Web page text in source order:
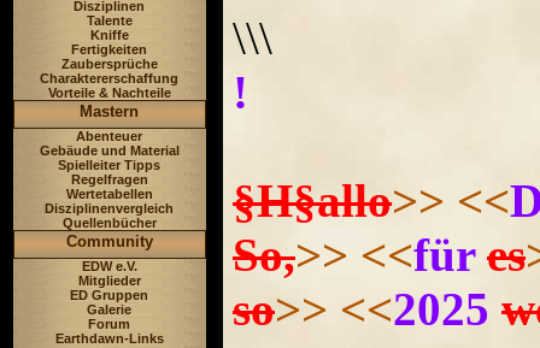
Disziplinen
Talente
Kniffe
Fertigkeiten
Zaubersprüche
Charaktererschaffung
Vorteile & Nachteile
Mastern
Abenteuer
Gebäude und Material
Spielleiter Tipps
Regelfragen
Wertetabellen
Disziplinenvergleich
Quellenbücher
Community
EDW e.V.
Mitglieder
ED Gruppen
Galerie
Forum
Earthdawn-Links
\\\
!
§H§allo>> <<
So,>> <<für es
so>> <<2025